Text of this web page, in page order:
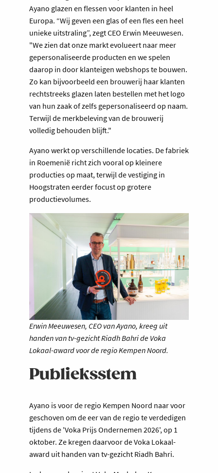
Ayano glazen en flessen voor klanten in heel
Europa. “Wij geven een glas of een fles een heel
unieke uitstraling”, zegt CEO Erwin Meeuwesen.
"We zien dat onze markt evolueert naar meer
gepersonaliseerde producten en we spelen
daarop in door klanteigen webshops te bouwen.
Zo kan bijvoorbeeld een brouwerij haar klanten
rechtstreeks glazen laten bestellen met het logo
van hun zaak of zelfs gepersonaliseerd op naam.
Terwijl de merkbeleving van de brouwerij
volledig behouden blijft."
Ayano werkt op verschillende locaties. De fabriek
in Roemenië richt zich vooral op kleinere
producties op maat, terwijl de vestiging in
Hoogstraten eerder focust op grotere
productievolumes.
Erwin Meeuwesen, CEO van Ayano, kreeg uit
handen van tv-gezicht Riadh Bahri de Voka
Lokaal-award voor de regio Kempen Noord.
Publieksstem ​
Ayano is voor de regio Kempen Noord naar voor
geschoven om de eer van de regio te verdedigen
tijdens de 'Voka Prijs Ondernemen 2026', op 1
oktober. Ze kregen daarvoor de Voka Lokaal-
award uit handen van tv-gezicht Riadh Bahri.